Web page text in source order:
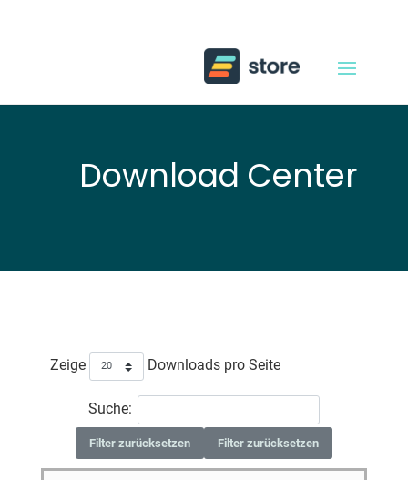
Download Center
Zeige Downloads pro Seite
Suche:
Filter zurücksetzen Filter zurücksetzen